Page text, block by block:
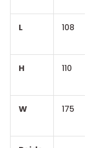
L 108
H 110
W 175